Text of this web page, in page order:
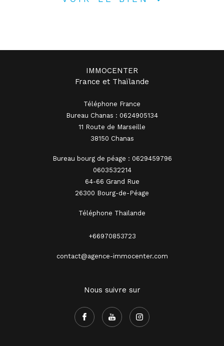
IMMOCENTER
France et Thaïlande
Téléphone France
Bureau Chanas : 0624905134
11 Route de Marseille
38150 Chanas
Bureau bourg de péage : 0629459796
0603532214
64-66 Grand Rue
26300 Bourg-de-Péage
Téléphone Thaïlande
+66970853723
contact@agence-immocenter.com
Nous suivre sur